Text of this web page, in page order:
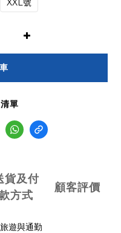
XXL號
單
貨及付
方式
顧客評價
遊與通勤